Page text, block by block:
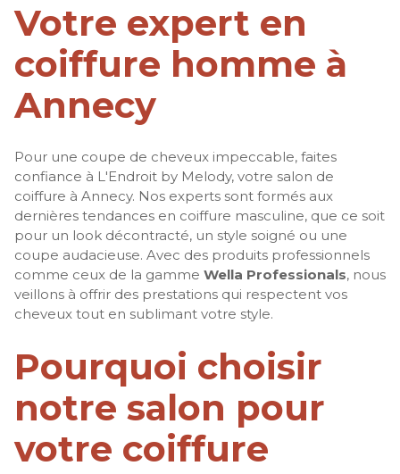
Votre expert en
coiffure homme à
Annecy
Pour une coupe de cheveux impeccable, faites
confiance à L'Endroit by Melody, votre salon de
coiffure à Annecy. Nos experts sont formés aux
dernières tendances en coiffure masculine, que ce soit
pour un look décontracté, un style soigné ou une
coupe audacieuse. Avec des produits professionnels
comme ceux de la gamme Wella Professionals, nous
veillons à offrir des prestations qui respectent vos
cheveux tout en sublimant votre style.
Pourquoi choisir
notre salon pour
votre coiffure